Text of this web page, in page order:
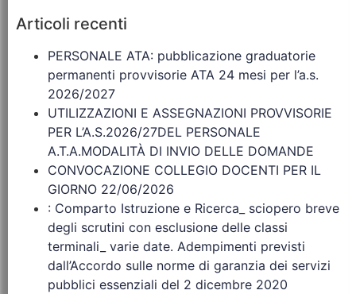
Articoli recenti
PERSONALE ATA: pubblicazione graduatorie
permanenti provvisorie ATA 24 mesi per l’a.s.
2026/2027
UTILIZZAZIONI E ASSEGNAZIONI PROVVISORIE
PER L’A.S.2026/27DEL PERSONALE
A.T.A.MODALITÀ DI INVIO DELLE DOMANDE
CONVOCAZIONE COLLEGIO DOCENTI PER IL
GIORNO 22/06/2026
: Comparto Istruzione e Ricerca_ sciopero breve
degli scrutini con esclusione delle classi
terminali_ varie date. Adempimenti previsti
dall’Accordo sulle norme di garanzia dei servizi
pubblici essenziali del 2 dicembre 2020